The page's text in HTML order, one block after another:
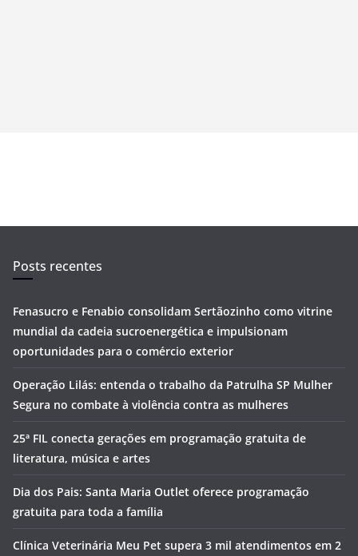
Posts recentes
Fenasucro e Fenabio consolidam Sertãozinho como vitrine
mundial da cadeia sucroenergética e impulsionam
oportunidades para o comércio exterior
Operação Lilás: entenda o trabalho da Patrulha SP Mulher
Segura no combate à violência contra as mulheres
25ª FIL conecta gerações em programação gratuita de
literatura, música e artes
Dia dos Pais: Santa Maria Outlet oferece programação
gratuita para toda a família
Clínica Veterinária Meu Pet supera 3 mil atendimentos em 2